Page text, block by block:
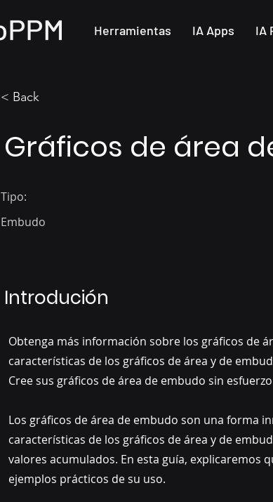
Herramientas IA Apps IA
< Back
Gráficos de área
Tipo:
Embudo
Introdución
Obtenga más información sobre los gráficos de
características de los gráficos de área y de
Cree sus gráficos de área de embudo sin
Los gráficos de área de embudo son una forma
características de los gráficos de área y de
valores acumulados. En esta guía, explicaremos
ejemplos prácticos de su uso.